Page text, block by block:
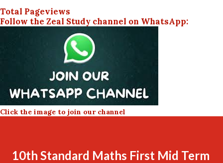
Total Pageviews
Follow the Zeal Study channel on WhatsApp:
Click the image to join our channel
10th Standard Maths First Mid Term